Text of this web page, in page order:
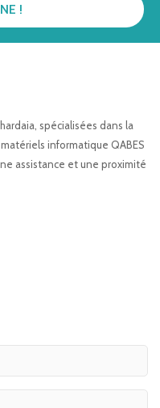
spécialisées dans la
informatique QABES
assistance et une proximité